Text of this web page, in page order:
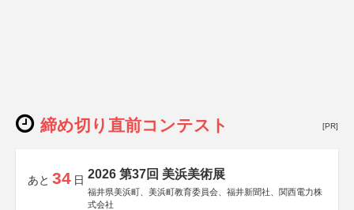
締め切り直前コンテスト [PR]
あと 34 日 2026 第37回 美浜美術展
福井県美浜町、美浜町教育委員会、福井新聞社、関西電力株
式会社